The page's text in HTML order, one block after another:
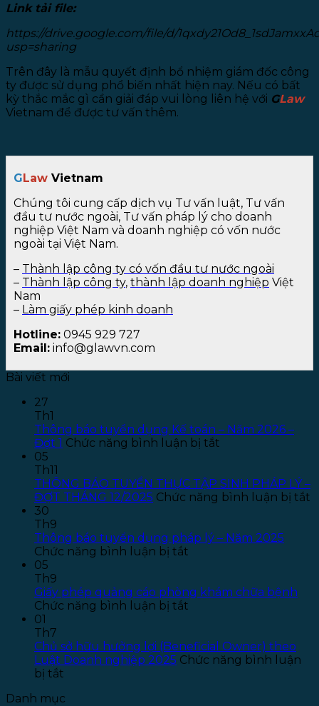
Link tải file:
https://drive.google.com/file/d/
usp=sharing
Trên đây là mẫu quyết định bổ nhiệm giám đốc công
ty được sử dụng phổ biến nhất hiện nay. Nếu có bất
kỳ thắc mắc gì cần giải đáp vui lòng liên hệ với GLaw
Vietnam để được tư vấn thêm.
GLaw Vietnam
Chúng tôi cung cấp dịch vụ Tư vấn luật, Tư vấn
đầu tư nước ngoài, Tư vấn pháp lý cho doanh
nghiệp Việt Nam và doanh nghiệp có vốn nước
ngoài tại Việt Nam.
– Thành lập công ty có vốn đầu tư nước ngoài
– Thành lập công ty, thành lập doanh nghiệp Việt
Nam
– Làm giấy phép kinh doanh
Hotline: 0945 929 727
Email: info@glawvn.com
Bài viết mới
27
Th1
Thông báo tuyển dụng Kế toán – Năm 2026 –
Đợt 1 Chức năng bình luận bị tắt
tuyển
dụng
–
Đợt
05
Th11
THÔNG BÁO TUYỂN THỰC TẬP SINH PHÁP LÝ –
ĐỢT THÁNG 12/2025 Chức năng bình luận bị tắt
30
Th9
Thông báo tuyển dụng pháp lý – Năm 2025
Chức năng bình luận bị tắt
tuyển
–
Năm
05
Th9
Giấy phép quảng cáo phòng khám chữa bệnh
Chức năng bình luận bị tắt
quảng
cáo
01
Th7
Chủ sở hữu hưởng lợi (Beneficial Owner) theo
Luật Doanh nghiệp 2025 Chức năng bình luận
bị tắt
sở
Danh mục